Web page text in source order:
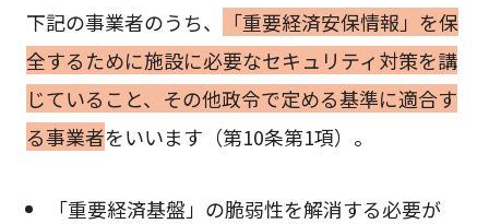
下記の事業者のうち、
「重要経済安保情報」を保
全するために施設に必要なセキュリティ対策を講
じていること、その他政令で定める基準に適合す
る事業者をいいます（第10条第1項）。
「重要経済基盤」の脆弱性を解消する必要が